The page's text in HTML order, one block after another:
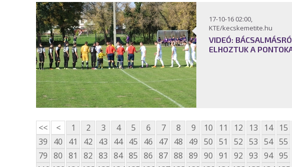
17-10-16 02:00,
KTE/kecskemetite.hu
VIDEÓ:
ELHOZTUK A
<< < 1 2 3 4 5 6 7 8 9 10 11 12 13 14 15
39
40 41 42 43 44 45 46 47 48 49 50 51 52 53 54 55
79 80 81 82 83 84 85 86 87 88 89 90 91 92 93 94 95